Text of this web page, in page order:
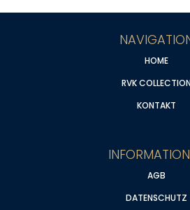
HOME
RVK COLLECTION
KONTAKT
AGB
DATENSCHUTZ